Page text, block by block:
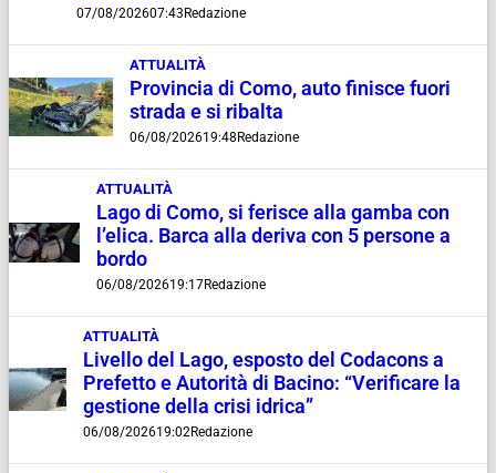
07/08/202607:43 Redazione
ATTUALITÀ
Provincia di Como, auto finisce fuori
strada e si ribalta
06/08/202619:48 Redazione
ATTUALITÀ
Lago di Como, si ferisce alla gamba con
l’elica. Barca alla deriva con 5 persone a
bordo
06/08/202619:17Redazione
ATTUALITÀ
Livello del Lago, esposto del Codacons a
Prefetto e Autorità di Bacino: “Verificare la
gestione della crisi idrica”
06/08/202619:02Redazione